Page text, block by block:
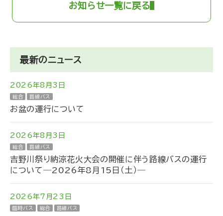
お知らせ一覧に戻る
最新のニュース
2026年8月3日
総合 路線バス
お盆の運行について
2026年8月3日
総合 路線バス
吉野川祭り納涼花火大会の開催に伴う路線バスの運行
について―2026年8月15日（土）―
2026年7月23日
臨時バス 総合 路線バス